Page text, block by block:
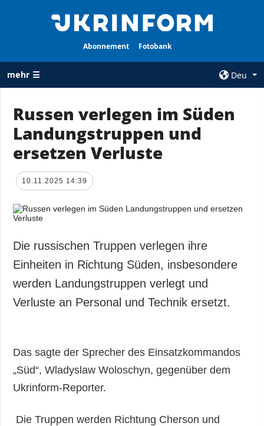
Abonnement Fotobank
mehr ☰
Deu
ALLE
RUBRIKEN
Krieg
Wiederaufbau
Politik
Militär
Gesellschaft und
Kultur
Sport
Notfälle
AGENTUR
Über uns
Politik zur
personenbezogener
Daten
ZUSÄTZLICH
Veröffentlichungen
Interview
LEISTUNGEN
Fotobank
Russen verlegen im Süden
Landungstruppen und
ersetzen Verluste
10.11.2025 14:39
Die russischen Truppen verlegen ihre
Einheiten in Richtung Süden, insbesondere
werden Landungstruppen verlegt und
Verluste an Personal und Technik ersetzt.
Das sagte der Sprecher des Einsatzkommandos
„Süd“, Wladyslaw Woloschyn, gegenüber dem
Ukrinform-Reporter.
Die Truppen werden Richtung Cherson und